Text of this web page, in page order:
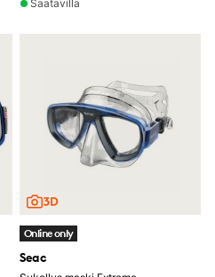
Saatavilla
Online only
Seac